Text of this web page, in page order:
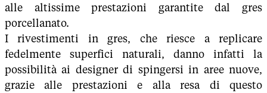
alle altissime prestazioni garantite dal gres
porcellanato.
I rivestimenti in gres, che riesce a replicare
fedelmente superfici naturali, danno infatti la
possibilità ai designer di spingersi in aree nuove,
grazie alle prestazioni e alla resa di questo